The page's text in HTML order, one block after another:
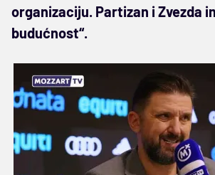
organizaciju. Partizan i Zvezda
budućnost“.